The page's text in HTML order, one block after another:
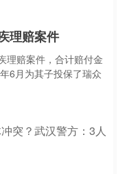
理赔案件
理赔案件，合计赔付金
6月为其子投保了瑞众